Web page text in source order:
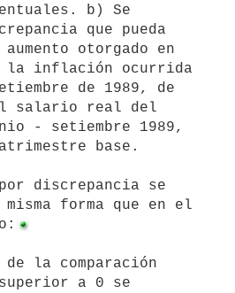
b) Se
que pueda
otorgado en
la inflación ocurrida
de 1989, de
salario real del
- setiembre 1989,
base.
forma que en el
a 0 se